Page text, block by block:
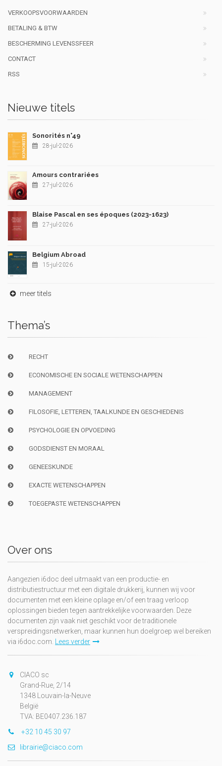
VERKOOPSVOORWAARDEN
BETALING & BTW
BESCHERMING LEVENSSFEER
CONTACT
RSS
Nieuwe titels
Sonorités n°49
28-jul-2026
Amours contrariées
27-jul-2026
Blaise Pascal en ses époques (2023-1623)
27-jul-2026
Belgium Abroad
15-jul-2026
meer titels
Thema’s
RECHT
ECONOMISCHE EN SOCIALE WETENSCHAPPEN
MANAGEMENT
FILOSOFIE, LETTEREN, TAALKUNDE EN GESCHIEDENIS
PSYCHOLOGIE EN OPVOEDING
GODSDIENST EN MORAAL
GENEESKUNDE
EXACTE WETENSCHAPPEN
TOEGEPASTE WETENSCHAPPEN
Over ons
Aangezien i6doc deel uitmaakt van een productie- en
distributiestructuur met een digitale drukkerij, kunnen wij voor
documenten met een kleine oplage en/of een traag verloop
oplossingen bieden tegen aantrekkelijke voorwaarden. Deze
documenten zijn vaak niet geschikt voor de traditionele
verspreidingsnetwerken, maar kunnen hun doelgroep wel bereiken
via i6doc.com. Lees verder
CIACO sc
Grand-Rue, 2/14
1348 Louvain-la-Neuve
België
TVA: BE0407.236.187
+32 10 45 30 97
librairie@ciaco.com